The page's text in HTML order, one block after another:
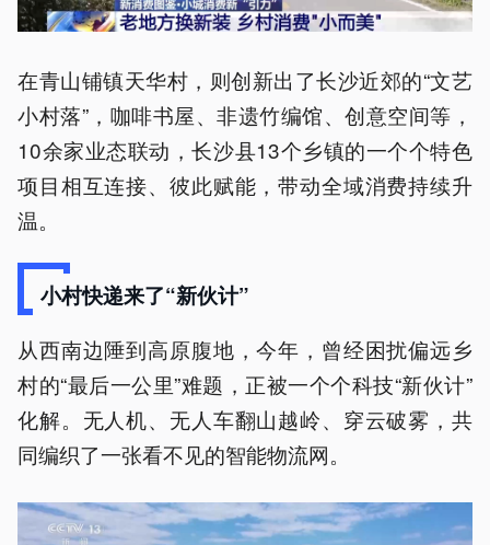
在青山铺镇天华村，则创新出了长沙近郊的“文艺
小村落”，咖啡书屋、非遗竹编馆、创意空间等，
10余家业态联动，长沙县13个乡镇的一个个特色
项目相互连接、彼此赋能，带动全域消费持续升
温。
小村快递来了“新伙计”
从西南边陲到高原腹地，今年，曾经困扰偏远乡
村的“最后一公里”难题，正被一个个科技“新伙计”
化解。无人机、无人车翻山越岭、穿云破雾，共
同编织了一张看不见的智能物流网。